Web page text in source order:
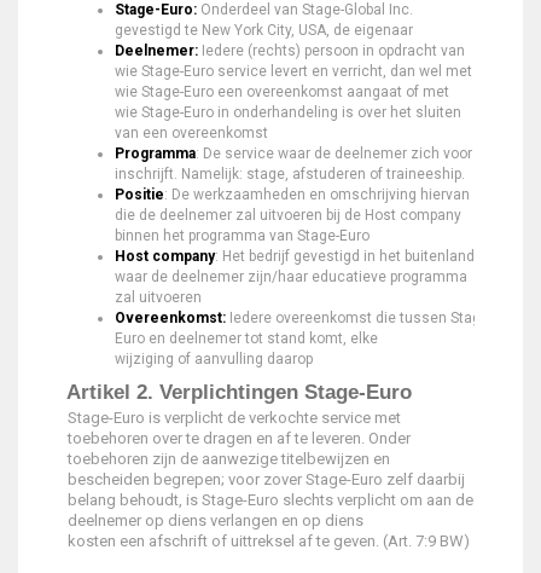
Stage-Euro: Onderdeel van Stage-Global Inc.
gevestigd te New York City, USA, de eigenaar
Deelnemer: Iedere (rechts) persoon in opdracht van
wie Stage-Euro service levert en verricht, dan wel met
wie Stage-Euro een overeenkomst aangaat of met
wie Stage-Euro in onderhandeling is over het sluiten
van een overeenkomst
Programma: De service waar de deelnemer zich voor
inschrijft. Namelijk: stage, afstuderen of traineeship.
Positie: De werkzaamheden en omschrijving hiervan
die de deelnemer zal uitvoeren bij de Host company
binnen het programma van Stage-Euro
Host company: Het bedrijf gevestigd in het buitenland
waar de deelnemer zijn/haar educatieve programma
zal uitvoeren
Overeenkomst: Iedere overeenkomst die tussen Stage-
Euro en deelnemer tot stand komt, elke
wijziging of aanvulling daarop
Artikel 2. Verplichtingen Stage-Euro
Stage-Euro is verplicht de verkochte service met
toebehoren over te dragen en af te leveren. Onder
toebehoren zijn de aanwezige titelbewijzen en
bescheiden begrepen; voor zover Stage-Euro zelf daarbij
belang behoudt, is Stage-Euro slechts verplicht om aan de
deelnemer op diens verlangen en op diens
kosten een afschrift of uittreksel af te geven. (Art. 7:9 BW)